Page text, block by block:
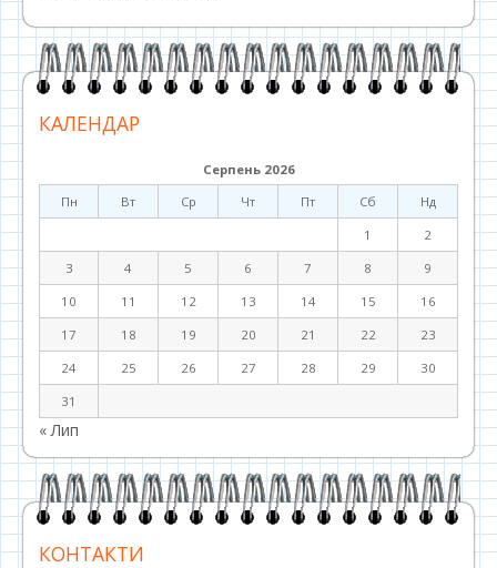
КАЛЕНДАР
Серпень 2026
Пн
Вт Ср Чт Пт Сб
Нд
1
2
3
4 5 6 7 8
9
10
11 12 13 14 15
16
17
18 19 20 21 22
23
24
25 26 27 28 29
30
31
« Лип
КОНТАКТИ